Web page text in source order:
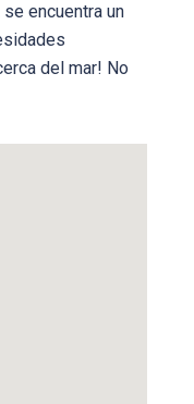
encuentra un
del mar! No